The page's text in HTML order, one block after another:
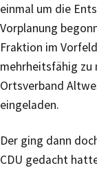
einmal um die
Vorplanung
Fraktion im
mehrheitsfähig zu
Ortsverband
eingeladen.
Der ging dann
CDU gedacht